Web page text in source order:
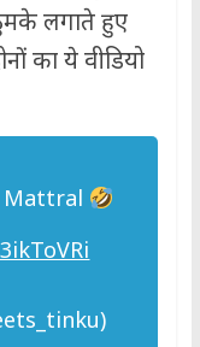
लगाते हुए
का ये वीडियो
Mattral